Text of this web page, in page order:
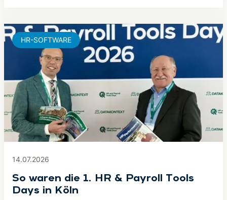
14.07.2026
So waren die 1. HR & Payroll Tools
Days in Köln
HR-SOFTWARE